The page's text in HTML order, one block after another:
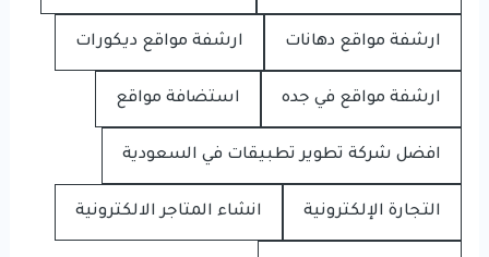
ارشفة مواقع دهانات ارشفة مواقع ديكورات
ارشفة مواقع في جده استضافة مواقع
افضل شركة تطوير تطبيقات في السعودية
التجارة الإلكترونية انشاء المتاجر الالكترونية